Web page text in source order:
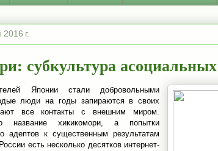
г.
субкультура
Японии стали добровольными
люди на годы запираются в своих
все контакты с внешним миром.
название хикикомори, а попытки
адептов к существенным результатам
есть несколько десятков интернет-